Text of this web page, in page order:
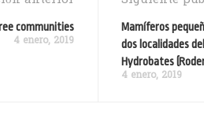
communities
4 enero, 2019
Mamíferos
dos localidades
Hydrobates
4 enero, 2019